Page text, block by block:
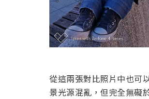
從這兩張對比照片中也可
景光源混亂，但完全無礙